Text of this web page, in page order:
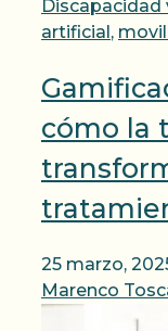
Discapacidad
artificial ,
cómo la
25 marzo,
Marenco